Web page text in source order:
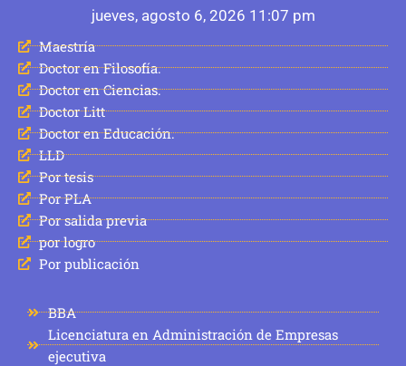
jueves, agosto 6, 2026 11:07 pm
Maestría
Doctor en Filosofía.
Doctor en Ciencias.
Doctor Litt
Doctor en Educación.
LLD
Por tesis
Por PLA
Por salida previa
por logro
Por publicación
BBA
Licenciatura en Administración de Empresas
ejecutiva